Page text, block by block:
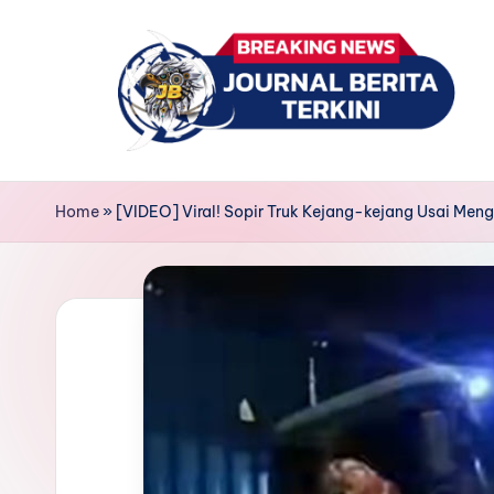
J
u
n
news
Home» [VIDEO] Viral! Sopir Truk Kejang-kejang Usai